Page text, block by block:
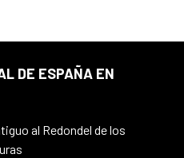
DE ESPAÑA EN
al Redondel de los